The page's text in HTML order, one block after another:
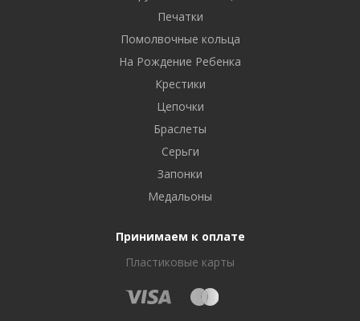
Печатки
Помолвочные кольца
На Рождение Ребенка
Крестики
Цепочки
Браслеты
Серьги
Запонки
Медальоны
Принимаем к оплате
Пластиковые карты